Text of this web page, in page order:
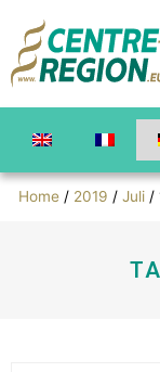
Home / 2019 /Juli /